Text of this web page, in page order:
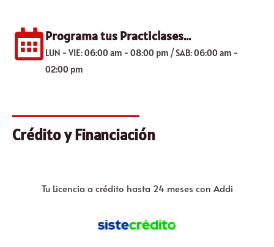
Programa tus Practiclases...
LUN - VIE: 06:00 am - 08:00 pm / SAB: 06:00 am -
02:00 pm
Crédito y Financiación
Tu Licencia a crédito hasta 24 meses con Addi